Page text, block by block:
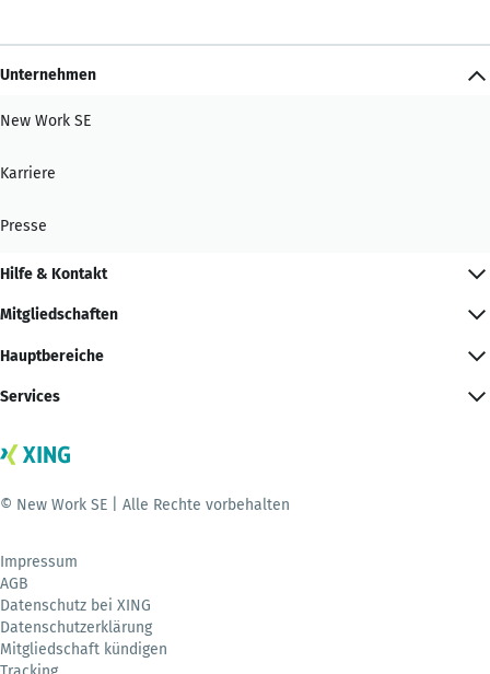
Unternehmen
New Work SE
Karriere
Presse
Hilfe & Kontakt
Mitgliedschaften
Hauptbereiche
Services
© New Work SE | Alle Rechte vorbehalten
Impressum
AGB
Datenschutz bei XING
Datenschutzerklärung
Mitgliedschaft kündigen